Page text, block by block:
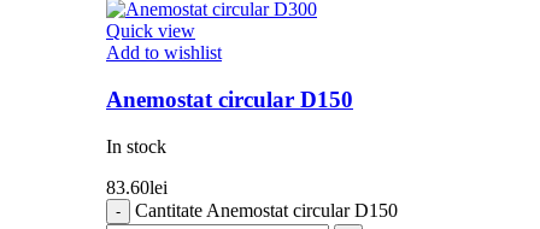
Quick view
Add to wishlist
Anemostat circular D150
In stock
83.60lei
Cantitate Anemostat circular D150